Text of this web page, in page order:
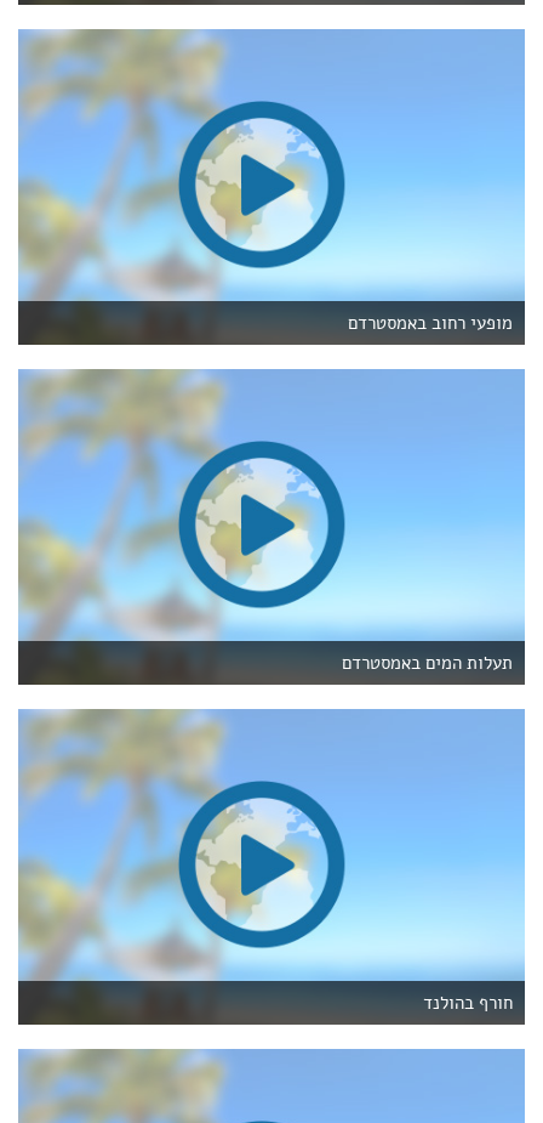
מופעי רחוב באמסטרדם
תעלות המים באמסטרדם
חורף בהולנד